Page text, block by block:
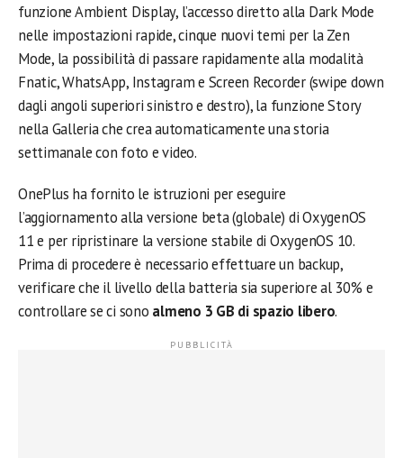
funzione Ambient Display, l’accesso diretto alla Dark Mode
nelle impostazioni rapide, cinque nuovi temi per la Zen
Mode, la possibilità di passare rapidamente alla modalità
Fnatic, WhatsApp, Instagram e Screen Recorder (swipe down
dagli angoli superiori sinistro e destro), la funzione Story
nella Galleria che crea automaticamente una storia
settimanale con foto e video.
OnePlus ha fornito le istruzioni per eseguire
l’aggiornamento alla versione beta (globale) di OxygenOS
11 e per ripristinare la versione stabile di OxygenOS 10.
Prima di procedere è necessario effettuare un backup,
verificare che il livello della batteria sia superiore al 30% e
controllare se ci sono almeno 3 GB di spazio libero.